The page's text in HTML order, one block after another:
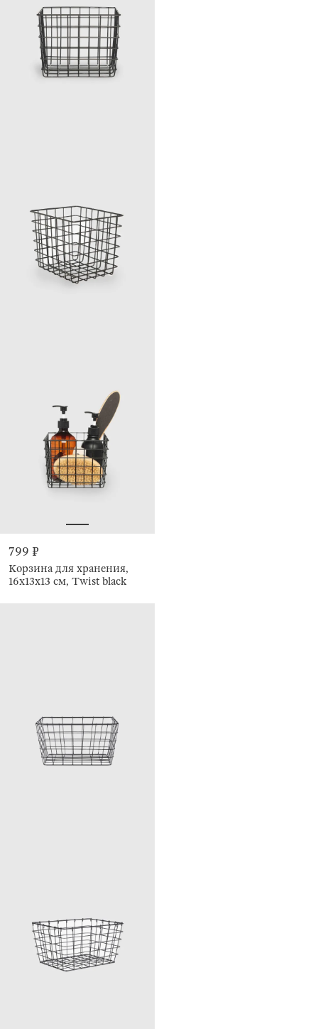
799 ₽
Корзина для хранения,
16x13х13 см, Twist black